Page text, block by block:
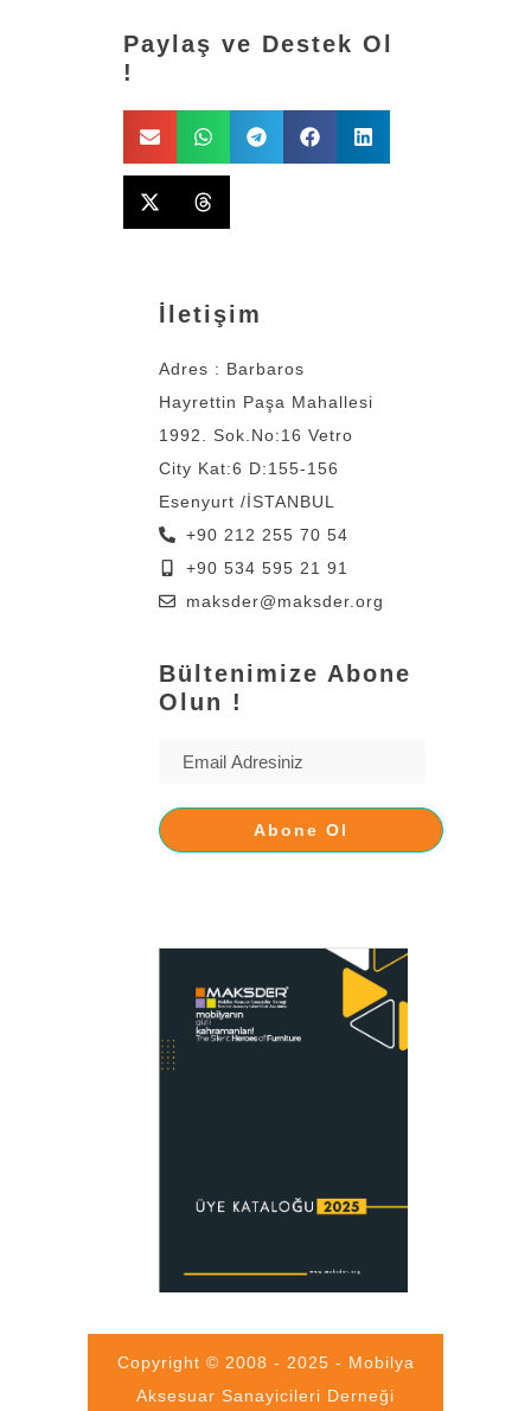
Paylaş ve Destek Ol
!
İletişim
Adres : Barbaros
Hayrettin Paşa Mahallesi
1992. Sok.No:16 Vetro
City Kat:6 D:155-156
Esenyurt /İSTANBUL
+90 212 255 70 54
+90 534 595 21 91
maksder@maksder.org
Bültenimize Abone
Olun !
Copyright © 2008 - 2025 - Mobilya
Aksesuar Sanayicileri Derneği